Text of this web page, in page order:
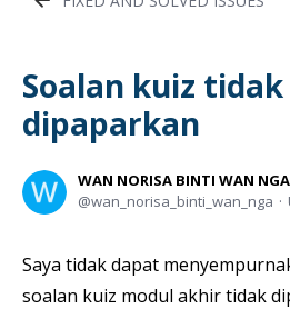
Soalan kuiz tidak
dipaparkan
WAN NORISA BINTI WAN
wan_norisa_binti_wan_nga
Saya tidak dapat
soalan kuiz modul akhir tidak